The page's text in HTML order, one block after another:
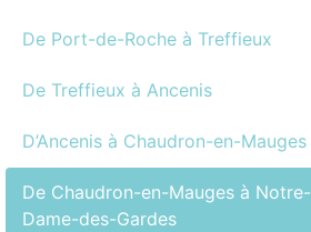
De Port-de-Roche à Treffieux
De Treffieux à Ancenis
D’Ancenis à Chaudron-en-Mauges
De Chaudron-en-Mauges à Notre-
Dame-des-Gardes